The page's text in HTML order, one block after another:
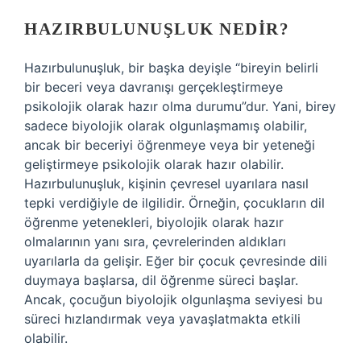
HAZIRBULUNUŞLUK NEDIR?
Hazırbulunuşluk, bir başka deyişle “bireyin belirli
bir beceri veya davranışı gerçekleştirmeye
psikolojik olarak hazır olma durumu”dur. Yani, birey
sadece biyolojik olarak olgunlaşmamış olabilir,
ancak bir beceriyi öğrenmeye veya bir yeteneği
geliştirmeye psikolojik olarak hazır olabilir.
Hazırbulunuşluk, kişinin çevresel uyarılara nasıl
tepki verdiğiyle de ilgilidir. Örneğin, çocukların dil
öğrenme yetenekleri, biyolojik olarak hazır
olmalarının yanı sıra, çevrelerinden aldıkları
uyarılarla da gelişir. Eğer bir çocuk çevresinde dili
duymaya başlarsa, dil öğrenme süreci başlar.
Ancak, çocuğun biyolojik olgunlaşma seviyesi bu
süreci hızlandırmak veya yavaşlatmakta etkili
olabilir.